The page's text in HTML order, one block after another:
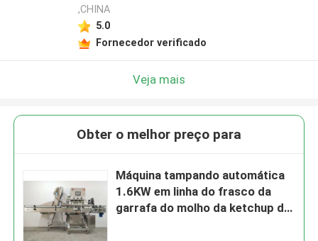
,CHINA
5.0
Fornecedor verificado
Veja mais
Obter o melhor preço para
Máquina tampando automática
1.6KW em linha do frasco da
garrafa do molho da ketchup do